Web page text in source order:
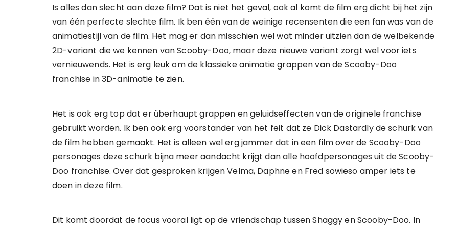
Is alles dan slecht aan deze film? Dat is niet het geval, ook al komt de film erg dicht bij het zijn
van één perfecte slechte film. Ik ben één van de weinige recensenten die een fan was van de
animatiestijl van de film. Het mag er dan misschien wel wat minder uitzien dan de welbekende
2D-variant die we kennen van Scooby-Doo, maar deze nieuwe variant zorgt wel voor iets
vernieuwends. Het is erg leuk om de klassieke animatie grappen van de Scooby-Doo
franchise in 3D-animatie te zien.
Het is ook erg top dat er überhaupt grappen en geluidseffecten van de originele franchise
gebruikt worden. Ik ben ook erg voorstander van het feit dat ze Dick Dastardly de schurk van
de film hebben gemaakt. Het is alleen wel erg jammer dat in een film over de Scooby-Doo
personages deze schurk bijna meer aandacht krijgt dan alle hoofdpersonages uit de Scooby-
Doo franchise. Over dat gesproken krijgen Velma, Daphne en Fred sowieso amper iets te
doen in deze film.
Dit komt doordat de focus vooral ligt op de vriendschap tussen Shaggy en Scooby-Doo. In